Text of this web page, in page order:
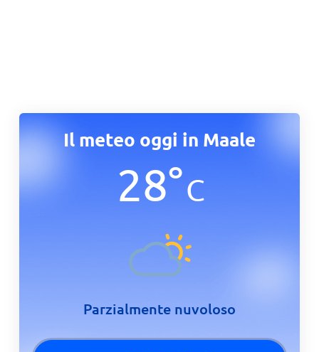
Il meteo oggi in Maale
28°C
Parzialmente nuvoloso